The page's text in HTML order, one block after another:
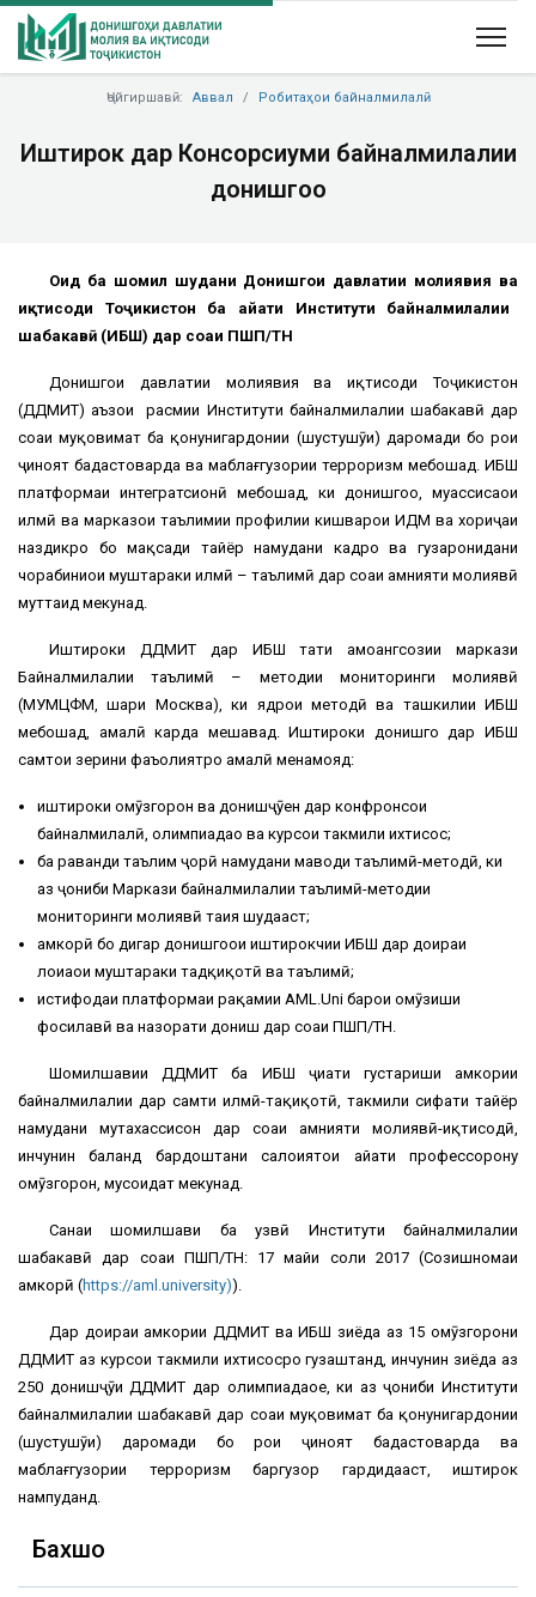
Ҷойгиршавӣ: Аввал Робитаҳои байналмилалӣ
Иштирок дар Консорсиуми байналмилалии
донишгоҳҳо
Оид ба шомил шудани Донишгоҳи давлатии молиявия ва
иқтисоди Тоҷикистон ба ҳайати Институти байналмилалии
шабакавӣ (ИБШ) дар соҳаи ПШП/ТН
Донишгоҳи давлатии молиявия ва иқтисоди Тоҷикистон
(ДДМИТ) аъзои расмии Институти байналмилалии шабакавӣ дар
соҳаи муқовимат ба қонунигардонии (шустушӯи) даромади бо роҳи
ҷиноят бадастоварда ва маблағгузории терроризм мебошад. ИБШ
платформаи интегратсионӣ мебошад, ки донишгоҳҳо, муассисаҳои
илмӣ ва марказҳои таълимии профилии кишварҳои ИДМ ва хориҷаи
наздикро бо мақсади тайёр намудани кадрҳо ва гузаронидани
чорабиниҳои муштараки илмӣ – таълимӣ дар соҳаи амнияти молиявӣ
муттаҳид мекунад.
Иштироки ДДМИТ дар ИБШ таҳти ҳамоҳангсозии маркази
Байналмилалии таълимӣ – методии мониторинги молиявӣ
(МУМЦФМ, шаҳри Москва), ки ядрои методӣ ва ташкилии ИБШ
мебошад, амалӣ карда мешавад. Иштироки донишгоҳ дар ИБШ
самтҳои зерини фаъолиятро амалӣ менамояд:
иштироки омӯзгорон ва донишҷӯен дар конфронсҳои
байналмилалӣ, олимпиадаҳо ва курсҳои такмили ихтисос;
ба раванди таълим ҷорӣ намудани маводи таълимӣ-методӣ, ки
аз ҷониби Маркази байналмилалии таълимӣ-методии
мониторинги молиявӣ таҳия шудааст;
ҳамкорӣ бо дигар донишгоҳҳои иштирокчии ИБШ дар доираи
лоиҳаҳои муштараки тадқиқотӣ ва таълимӣ;
истифодаи платформаи рақамии AML.Uni барои омӯзиши
фосилавӣ ва назорати дониш дар соҳаи ПШП/ТН.
Шомилшавии ДДМИТ ба ИБШ ҷиҳати густариши ҳамкории
байналмилалии дар самти илмӣ-таҳқиқотӣ, такмили сифати тайёр
намудани мутахассисон дар соҳаи амнияти молиявӣ-иқтисодӣ,
инчунин баланд бардоштани салоҳиятҳои ҳайати профессорону
омӯзгорон, мусоидат мекунад.
Санаи шомилшави ба узвӣ Институти байналмилалии
шабакавӣ дар соҳаи ПШП/ТН: 17 майи соли 2017 (Созишномаи
ҳамкорӣ (https://aml.university)).
Дар доираи ҳамкории ДДМИТ ва ИБШ зиёда аз 15 омӯзгорони
ДДМИТ аз курсҳои такмили ихтисосро гузаштанд, инчунин зиёда аз
250 донишҷӯи ДДМИТ дар олимпиадаҳое, ки аз ҷониби Институти
байналмилалии шабакавӣ дар соҳаи муқовимат ба қонунигардонии
(шустушӯи) даромади бо роҳи ҷиноят бадастоварда ва
маблағгузории терроризм баргузор гардидааст, иштирок
нампуданд.
Бахшҳо